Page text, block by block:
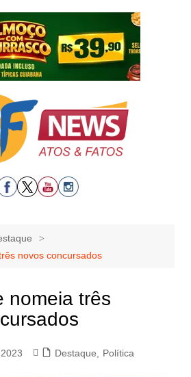
novos concursados
nomeia três
Destaque Política